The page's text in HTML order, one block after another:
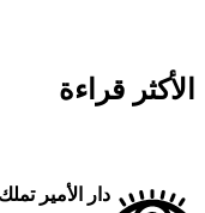
قراءة
دار الأمير تملك